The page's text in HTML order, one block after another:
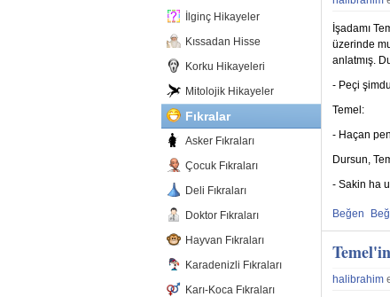
İlginç Hikayeler
Kıssadan Hisse
Korku Hikayeleri
Mitolojik Hikayeler
Fıkralar
Asker Fıkraları
Çocuk Fıkraları
Deli Fıkraları
Doktor Fıkraları
Hayvan Fıkraları
Karadenizli Fıkraları
Karı-Koca Fıkraları
İşadamı
üzerinde
anlatmış.
- Peçi
Temel:
- Haçan
Dursun,
- Sakin ha
Beğen
halibrahim